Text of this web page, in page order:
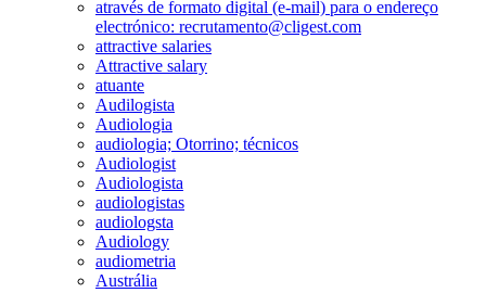
através de formato digital (e-mail) para o endereço
electrónico: recrutamento@cligest.com
attractive salaries
Attractive salary
atuante
Audilogista
Audiologia
audiologia; Otorrino; técnicos
Audiologist
Audiologista
audiologistas
audiologsta
Audiology
audiometria
Austrália